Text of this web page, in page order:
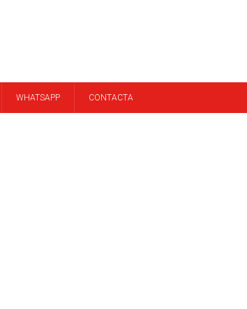
WHATSAPP CONTACTA